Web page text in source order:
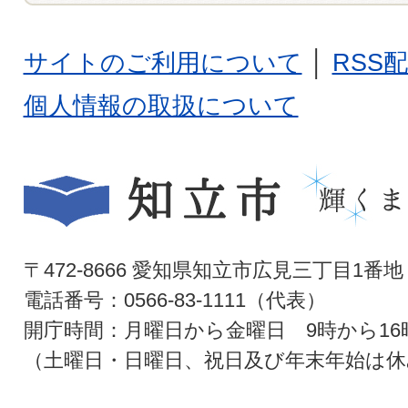
サイトのご利用について
RSS
個人情報の取扱について
〒472-8666 愛知県知立市広見三丁目1番地
電話番号：0566-83-1111（代表）
開庁時間：月曜日から金曜日 9時から16
（土曜日・日曜日、祝日及び年末年始は